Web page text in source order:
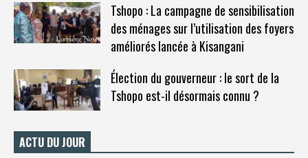
Tshopo : La campagne de sensibilisation
des ménages sur l’utilisation des foyers
améliorés lancée à Kisangani
Élection du gouverneur : le sort de la
Tshopo est-il désormais connu ?
ACTU DU JOUR